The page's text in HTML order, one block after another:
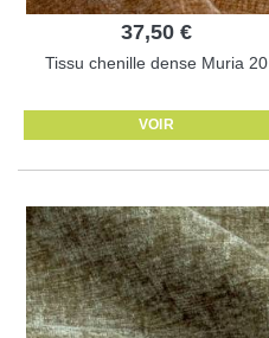
37,50 €
Tissu chenille dense Muria 20
VOIR